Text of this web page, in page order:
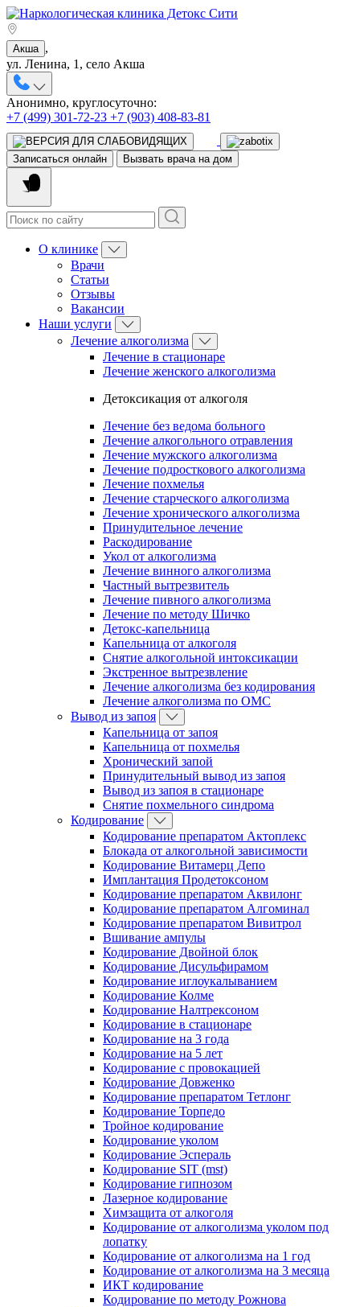
Акша ,
ул. Ленина, 1, село Акша
Анонимно, круглосуточно:
+7 (499) 301-72-23 +7 (903) 408-83-81
Записаться онлайн Вызвать врача на дом
О клинике
Врачи
Статьи
Отзывы
Вакансии
Наши услуги
Лечение алкоголизма
Лечение в стационаре
Лечение женского алкоголизма
Детоксикация от алкоголя
Лечение без ведома больного
Лечение алкогольного отравления
Лечение мужского алкоголизма
Лечение подросткового алкоголизма
Лечение похмелья
Лечение старческого алкоголизма
Лечение хронического алкоголизма
Принудительное лечение
Раскодирование
Укол от алкоголизма
Лечение винного алкоголизма
Частный вытрезвитель
Лечение пивного алкоголизма
Лечение по методу Шичко
Детокс-капельница
Капельница от алкоголя
Снятие алкогольной интоксикации
Экстренное вытрезвление
Лечение алкоголизма без кодирования
Лечение алкоголизма по ОМС
Вывод из запоя
Капельница от запоя
Капельница от похмелья
Хронический запой
Принудительный вывод из запоя
Вывод из запоя в стационаре
Снятие похмельного синдрома
Кодирование
Кодирование препаратом Актоплекс
Блокада от алкогольной зависимости
Кодирование Витамерц Депо
Имплантация Продетоксоном
Кодирование препаратом Аквилонг
Кодирование препаратом Алгоминал
Кодирование препаратом Вивитрол
Вшивание ампулы
Кодирование Двойной блок
Кодирование Дисульфирамом
Кодирование иглоукалыванием
Кодирование Колме
Кодирование Налтрексоном
Кодирование в стационаре
Кодирование на 3 года
Кодирование на 5 лет
Кодирование с провокацией
Кодирование Довженко
Кодирование препаратом Тетлонг
Кодирование Торпедо
Тройное кодирование
Кодирование уколом
Кодирование Эспераль
Кодирование SIT (mst)
Кодирование гипнозом
Лазерное кодирование
Химзащита от алкоголя
Кодирование от алкоголизма уколом под
лопатку
Кодирование от алкоголизма на 1 год
Кодирование от алкоголизма на 3 месяца
ИКТ кодирование
Кодирование по методу Рожнова